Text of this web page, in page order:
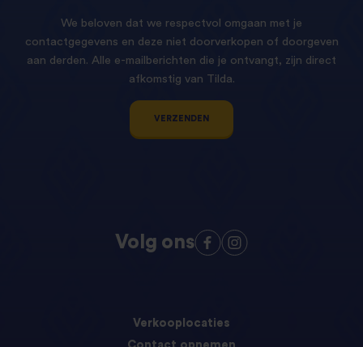
We beloven dat we respectvol omgaan met je
contactgegevens en deze niet doorverkopen of doorgeven
aan derden. Alle e-mailberichten die je ontvangt, zijn direct
afkomstig van Tilda.
VERZENDEN
Volg ons
Verkooplocaties